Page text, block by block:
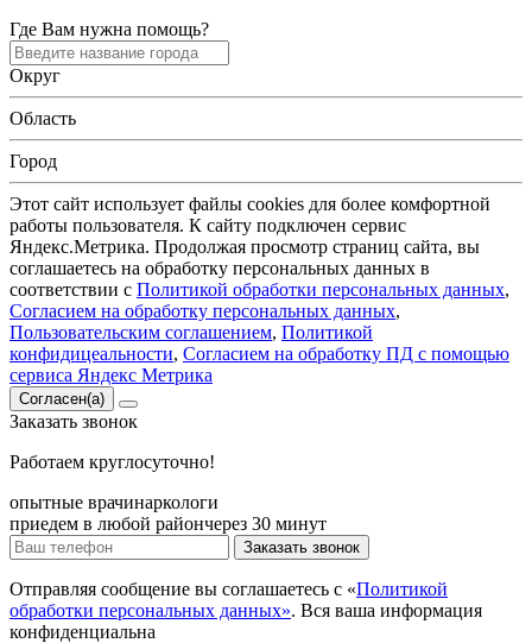
Где Вам нужна помощь?
Округ
Область
Город
Этот сайт использует файлы cookies для более комфортной
работы пользователя. К сайту подключен сервис
Яндекс.Метрика. Продолжая просмотр страниц сайта, вы
соглашаетесь на обработку персональных данных в
соответствии с Политикой обработки персональных данных,
Согласием на обработку персональных данных,
Пользовательским соглашением, Политикой
конфидицеальности, Согласием на обработку ПД с помощью
сервиса Яндекс Метрика
Согласен(а)
Заказать звонок
Работаем круглосуточно!
опытные врачинаркологи
приедем в любой райончерез 30 минут
Заказать звонок
Отправляя сообщение вы соглашаетесь с «Политикой
обработки персональных данных». Вся ваша информация
конфиденциальна